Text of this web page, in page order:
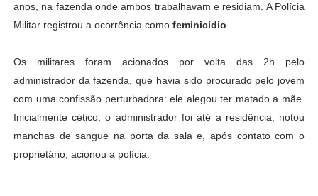
anos, na fazenda onde ambos trabalhavam e residiam. A Polícia
Militar registrou a ocorrência como feminicídio.
Os militares foram acionados por volta das 2h pelo
administrador da fazenda, que havia sido procurado pelo jovem
com uma confissão perturbadora: ele alegou ter matado a mãe.
Inicialmente cético, o administrador foi até a residência, notou
manchas de sangue na porta da sala e, após contato com o
proprietário, acionou a polícia.